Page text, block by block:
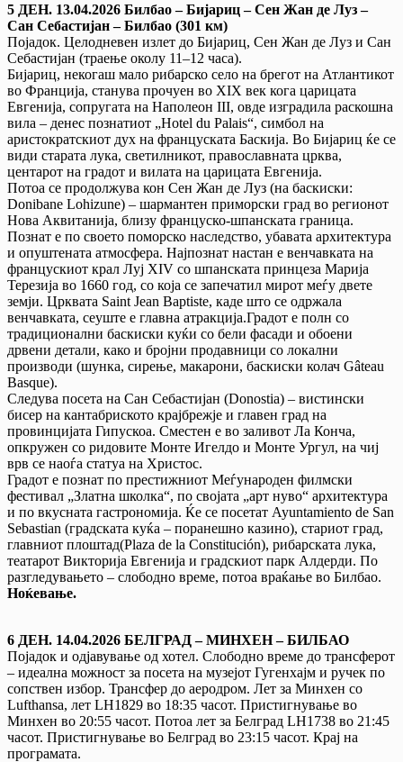
5 ДЕН. 13.04.2026 Билбао – Бијариц – Сен Жан де Луз –
Сан Себастијан – Билбао (301 км)
Појадок. Целодневен излет до Бијариц, Сен Жан де Луз и Сан
Себастијан (траење околу 11–12 часа).
Бијариц, некогаш мало рибарско село на брегот на Атлантикот
во Франција, станува прочуен во XIX век кога царицата
Евгенија, сопругата на Наполеон III, овде изградила раскошна
вила – денес познатиот „Hotel du Palais“, симбол на
аристократскиот дух на француската Баскија. Во Бијариц ќе се
види старата лука, светилникот, православната црква,
центарот на градот и вилата на царицата Евгенија.
Потоа се продолжува кон Сен Жан де Луз (на баскиски:
Donibane Lohizune) – шармантен приморски град во регионот
Нова Аквитанија, близу француско-шпанската граница.
Познат е по своето поморско наследство, убавата архитектура
и опуштената атмосфера. Најпознат настан е венчавката на
францускиот крал Луј XIV со шпанската принцеза Марија
Терезија во 1660 год, со која се запечатил мирот меѓу двете
земји. Црквата Saint Jean Baptiste, каде што се одржала
венчавката, сеуште е главна атракција.Градот е полн со
традиционални баскиски куќи со бели фасади и обоени
дрвени детали, како и бројни продавници со локални
производи (шунка, сирење, макарони, баскиски колач Gâteau
Basque).
Следува посета на Сан Себастијан (Donostia) – вистински
бисер на кантaбриското крајбрежје и главен град на
провинцијата Гипускоа. Сместен е во заливот Ла Конча,
опкружен со ридовите Монте Игелдо и Монте Ургул, на чиј
врв се наоѓа статуа на Христос.
Градот е познат по престижниот Меѓународен филмски
фестивал „Златна школка“, по својата „арт нуво“ архитектура
и по вкусната гастрономија. Ќе се посетат Ayuntamiento de San
Sebastian (градската куќа – поранешно казино), стариот град,
главниот плоштад(Plaza de la Constitución), рибарската лука,
театарот Викторија Евгенија и градскиот парк Алдерди. По
разгледувањето – слободно време, потоа враќање во Билбао.
Ноќевање.
6 ДЕН. 14.04.2026 БЕЛГРАД – МИНХЕН – БИЛБАО
Појадок и одјавување од хотел. Слободно време до трансферот
– идеална можност за посета на музејот Гугенхајм и ручек по
сопствен избор. Трансфер до аеродром. Лет за Минхен со
Lufthansa, лет LH1829 во 18:35 часот. Пристигнување во
Минхен во 20:55 часот. Потоа лет за Белград LH1738 во 21:45
часот. Пристигнување во Белград во 23:15 часот. Крај на
програмата.